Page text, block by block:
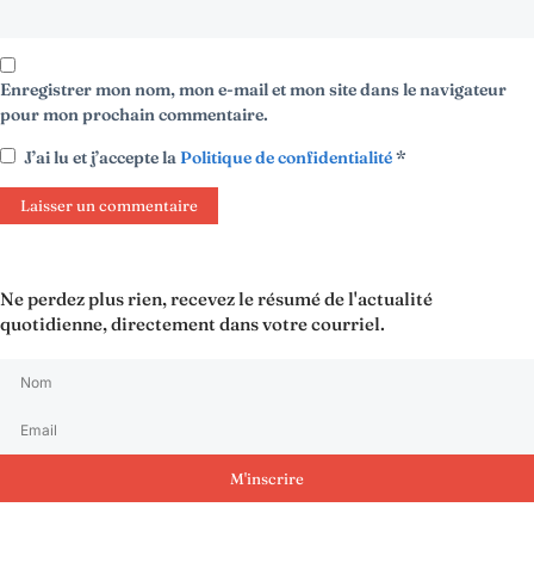
Enregistrer mon nom, mon e-mail et mon site dans le navigateur
pour mon prochain commentaire.
J’ai lu et j’accepte laPolitique de confidentialité*
Ne perdez plus rien, recevez le résumé de l'actualité
quotidienne, directement dans votre courriel.
M'inscrire